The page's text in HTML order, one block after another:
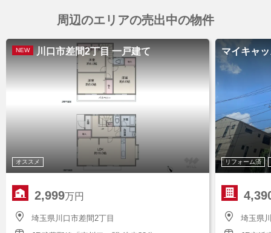
周辺のエリアの売出中の物件
NEW 川口市差間2丁目 一戸建て
オススメ
2,999万円
埼玉県川口市差間2丁目
マイキャ
リフォーム済
埼玉県